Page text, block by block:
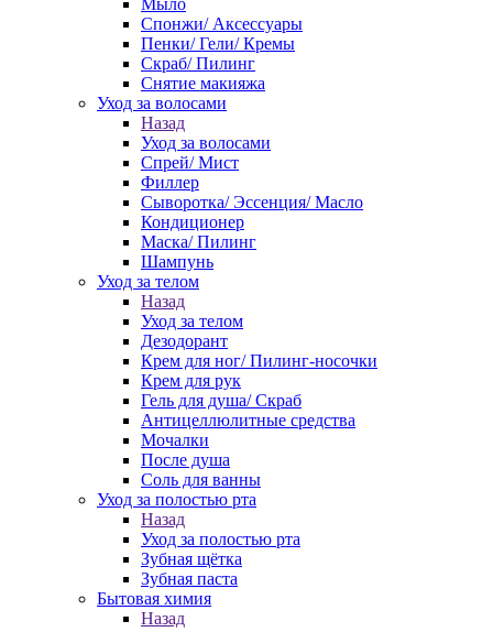
Мыло
Спонжи/ Аксессуары
Пенки/ Гели/ Кремы
Скраб/ Пилинг
Снятие макияжа
Уход за волосами
Назад
Уход за волосами
Спрей/ Мист
Филлер
Сыворотка/ Эссенция/ Масло
Кондиционер
Маска/ Пилинг
Шампунь
Уход за телом
Назад
Уход за телом
Дезодорант
Крем для ног/ Пилинг-носочки
Крем для рук
Гель для душа/ Скраб
Антицеллюлитные средства
Мочалки
После душа
Соль для ванны
Уход за полостью рта
Назад
Уход за полостью рта
Зубная щётка
Зубная паста
Бытовая химия
Назад